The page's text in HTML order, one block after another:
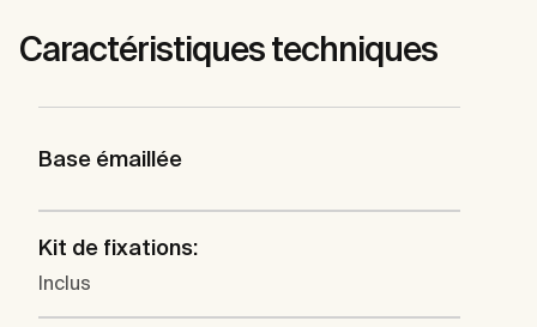
Caractéristiques techniques
Base émaillée
Kit de fixations:
Inclus